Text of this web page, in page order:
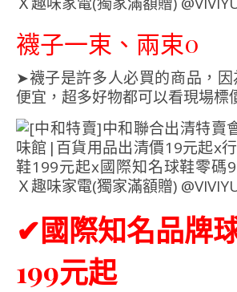
襪子一束、兩束0
➤襪子是許多人必買的商品，
便宜，超多好物都可以看現場標
✔國際知名品牌
199元起